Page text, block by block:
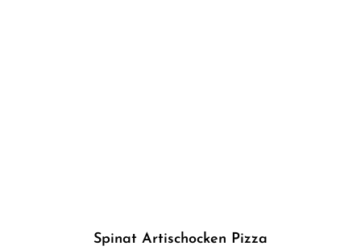
Spinat Artischocken Pizza